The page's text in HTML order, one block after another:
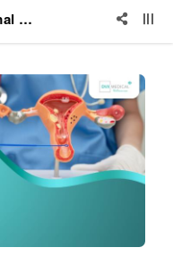
Keputihan Abnormal dan Berbau? Atasi dengan Vaginal Toilet di DVX Medical